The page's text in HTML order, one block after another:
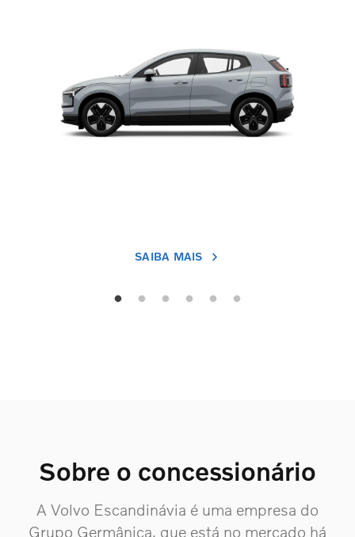
SAIBA MAIS
Sobre o concessionário
A Volvo Escandinávia é uma empresa do
Grupo Germânica, que está no mercado há